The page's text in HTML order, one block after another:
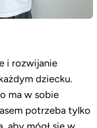
i rozwijanie
dziecku.
ma w sobie
potrzeba tylko